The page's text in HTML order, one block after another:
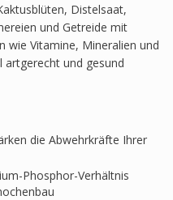
Distelsaat,
und Getreide mit
wie Vitamine, Mineralien und
artgerecht und gesund
die Abwehrkräfte Ihrer
Phosphor-Verhältnis